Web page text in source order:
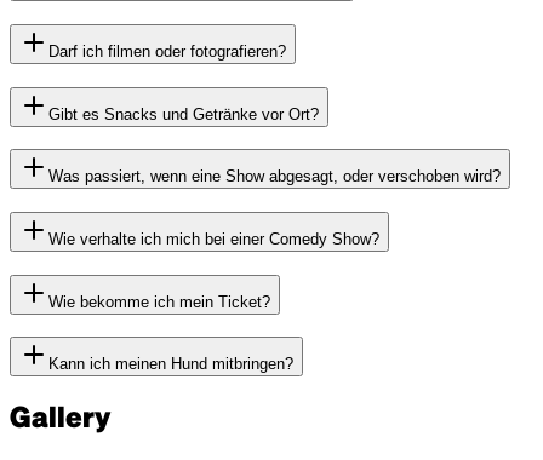
Darf ich filmen oder fotografieren?
Gibt es Snacks und Getränke vor Ort?
Was passiert, wenn eine Show abgesagt, oder verschoben wird?
Wie verhalte ich mich bei einer Comedy Show?
Wie bekomme ich mein Ticket?
Kann ich meinen Hund mitbringen?
Gallery